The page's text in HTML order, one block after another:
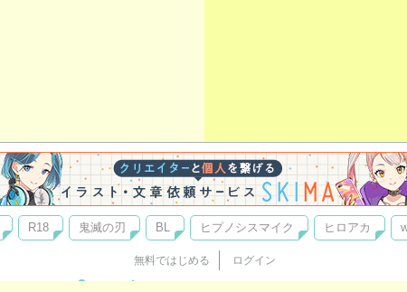
R18 鬼滅の刃 BL ヒプノシスマイク ヒロアカ
無料ではじめる ログイン